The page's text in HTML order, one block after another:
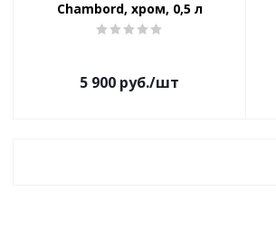
Chambord, хром, 0,5 л
5 900 руб./шт